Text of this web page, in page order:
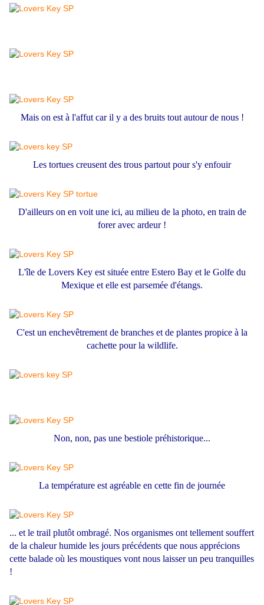
Mais on est à l'affut car il y a des bruits tout autour de nous !
Les tortues creusent des trous partout pour s'y enfouir
D'ailleurs on en voit une ici, au milieu de la photo, en train de
forer avec ardeur !
L'île de Lovers Key est située entre Estero Bay et le Golfe du
Mexique et elle est parsemée d'étangs.
C'est un enchevêtrement de branches et de plantes propice à la
cachette pour la wildlife.
Non, non, pas une bestiole préhistorique...
La température est agréable en cette fin de journée
... et le trail plutôt ombragé. Nos organismes ont tellement souffert
de la chaleur humide les jours précédents que nous apprécions
cette balade où les moustiques vont nous laisser un peu tranquilles
!